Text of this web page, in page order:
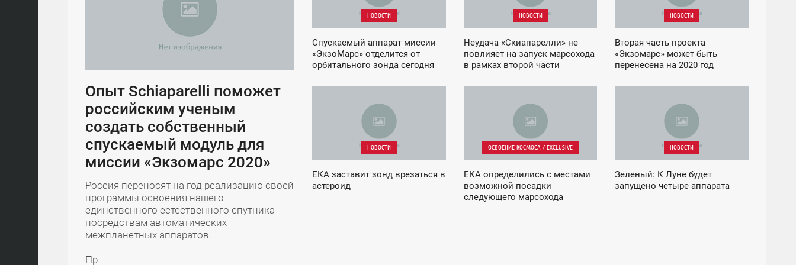
Опыт Schiaparelli поможет
российским ученым
создать собственный
спускаемый модуль для
миссии «Экзомарс 2020»
Россия переносят на год реализацию своей
программы освоения нашего
единственного естественного спутника
посредствам автоматических
межпланетных аппаратов.
Пр
НОВОСТИ
Спускаемый аппарат миссии
«ЭкзоМарс» отделится от
орбитального зонда сегодня
НОВОСТИ
Неудача «Скиапарелли» не
повлияет на запуск марсохода
в рамках второй части
НОВОСТИ
Вторая часть проекта
«Экзомарс» может быть
перенесена на 2020 год
НОВОСТИ
ЕКА заставит зонд врезаться в
астероид
ОСВОЕНИЕ КОСМОСА / EXCLUSIVE
ЕКА определились с местами
возможной посадки
следующего марсохода
НОВОСТИ
Зеленый: К Луне будет
запущено четыре аппарата